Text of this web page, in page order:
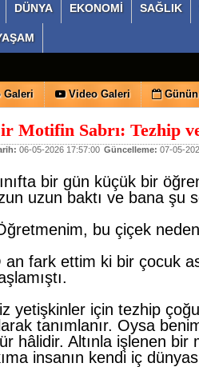
DÜNYA EKONOMİ SAĞLIK
Galeri Video Galeri
Motifin Sabrı: Tezhip
06-05-2026 17:57:00 Güncelleme: 07-05-
bir gün küçük bir
uzun baktı ve bana şu
bu çiçek
an fark ettim ki bir çocuk
yetişkinler için tezhip
tanımlanır. Oysa
hâlidir. Altınla işlenen bir
insanın kendi iç